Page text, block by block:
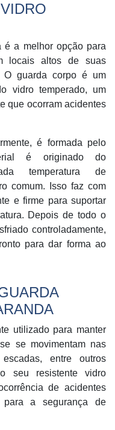
é a melhor opção para
locais altos de suas
O guarda corpo é um
vidro temperado, um
que ocorram acidentes
é formada pelo
é originado do
temperatura de
comum. Isso faz com
e firme para suportar
Depois de todo o
controladamente,
para dar forma ao
utilizado para manter
se movimentam nas
entre outros
seu resistente vidro
de acidentes
para a segurança de